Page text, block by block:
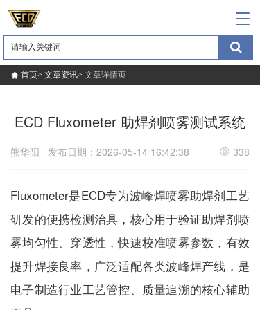
T
o
g
e
a
v
g
i
o
n
首页> 文章资讯> 文章详情页
ECD Fluxometer 助焊剂喷雾测试系统
熊华阳 发布日期：2026-05-14 16:42:38 338
Fluxometer是ECD专为波峰焊喷雾助焊剂工艺
研发的便携检测治具，核心用于验证助焊剂喷
雾均匀性、穿透性，快速校准喷雾参数，有效
提升焊接良率，广泛适配各类波峰焊产线，是
电子制造行业工艺管控、质量追溯的核心辅助